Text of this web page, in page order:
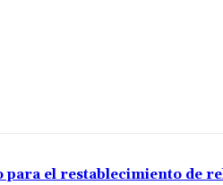
el restablecimiento de